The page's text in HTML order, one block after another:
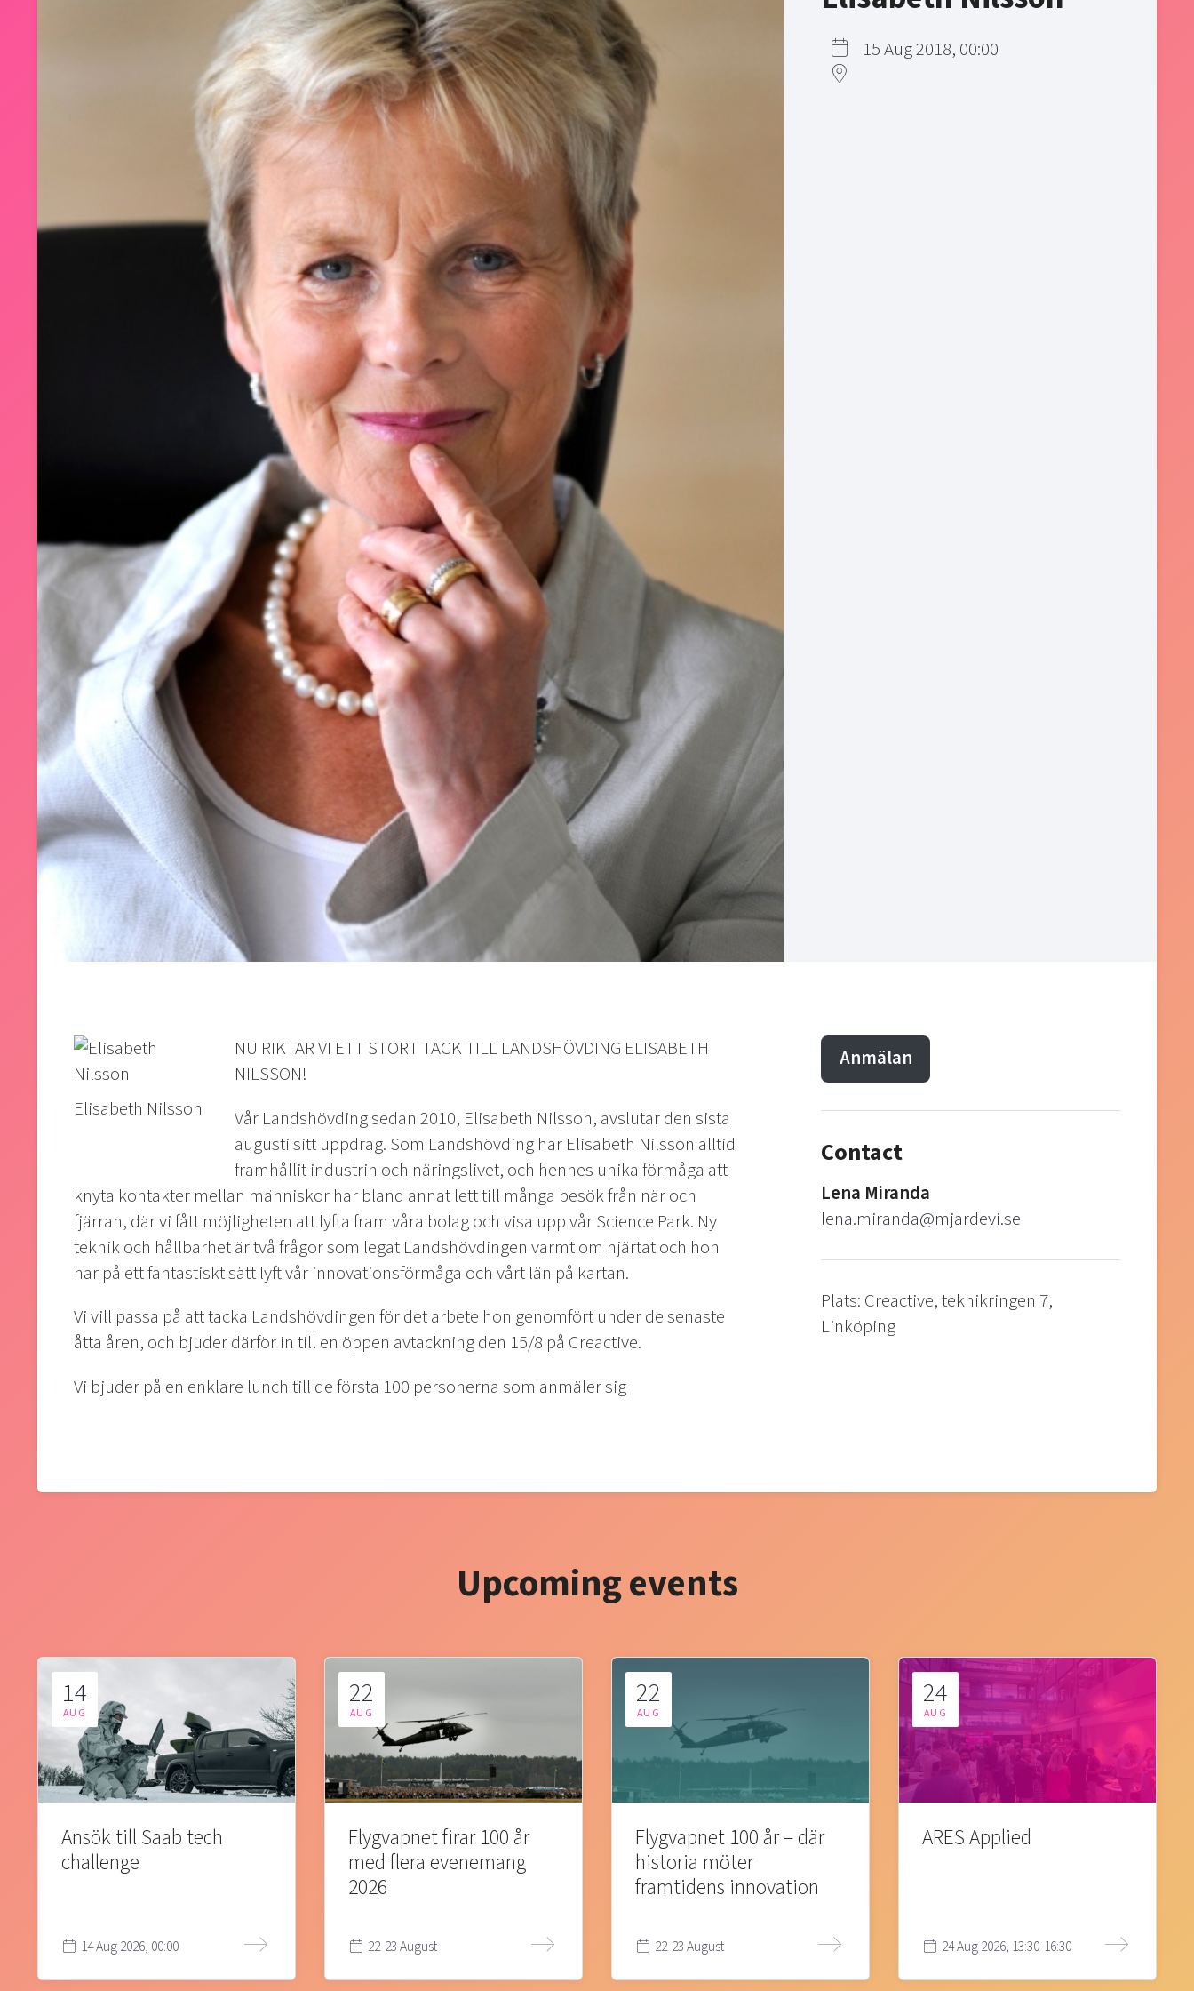
15 Aug 2018, 00:00
Elisabeth Nilsson
NU RIKTAR VI ETT STORT TACK TILL LANDSHÖVDING ELISABETH
NILSSON!
Vår Landshövding sedan 2010, Elisabeth Nilsson, avslutar den sista
augusti sitt uppdrag. Som Landshövding har Elisabeth Nilsson alltid
framhållit industrin och näringslivet, och hennes unika förmåga att
knyta kontakter mellan människor har bland annat lett till många besök från när och
fjärran, där vi fått möjligheten att lyfta fram våra bolag och visa upp vår Science Park. Ny
teknik och hållbarhet är två frågor som legat Landshövdingen varmt om hjärtat och hon
har på ett fantastiskt sätt lyft vår innovationsförmåga och vårt län på kartan.
Vi vill passa på att tacka Landshövdingen för det arbete hon genomfört under de senaste
åtta åren, och bjuder därför in till en öppen avtackning den 15/8 på Creactive.
Vi bjuder på en enklare lunch till de första 100 personerna som anmäler sig
Anmälan
Contact
Lena Miranda
lena.miranda@mjardevi.se
Plats: Creactive, teknikringen 7,
Linköping
Upcoming events
14
AUG
Ansök till Saab tech
challenge
14 Aug 2026, 00:00
22
AUG
Flygvapnet firar 100 år
med flera evenemang
2026
22-23 August
22
AUG
Flygvapnet 100 år – där
historia möter
framtidens innovation
22-23 August
24
AUG
ARES Applied
24 Aug 2026, 13:30-16:30